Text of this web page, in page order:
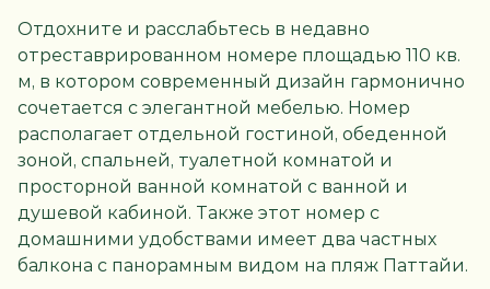
Отдохните и расслабьтесь в недавно
отреставрированном номере площадью 110 кв.
м, в котором современный дизайн гармонично
сочетается с элегантной мебелью. Номер
располагает отдельной гостиной, обеденной
зоной, спальней, туалетной комнатой и
просторной ванной комнатой с ванной и
душевой кабиной. Также этот номер с
домашними удобствами имеет два частных
балкона с панорамным видом на пляж Паттайи.